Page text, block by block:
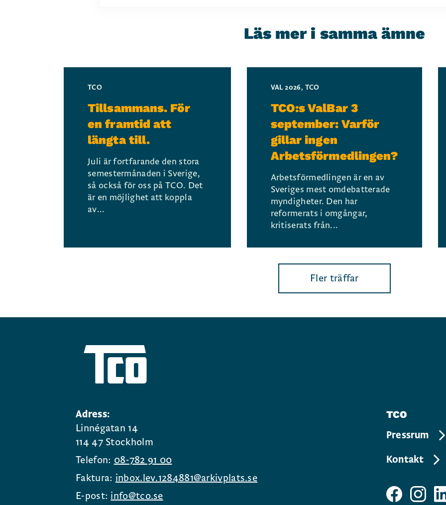
Läs mer i samma ämne
TCO
Tillsammans. För
en framtid att
längta till.
Juli är fortfarande den stora
semestermånaden i Sverige,
så också för oss på TCO. Det
är en möjlighet att koppla
av...
VAL 2026, TCO
TCO:s ValBar 3
september: Varför
gillar ingen
Arbetsförmedlingen?
Arbetsförmedlingen är en av
Sveriges mest omdebatterade
myndigheter. Den har
reformerats i omgångar,
kritiserats från...
Fler träffar
Adress:
Linnégatan 14
114 47 Stockholm
Telefon: 08-782 91 00
Faktura: inbox.lev.1284881@arkivplats.se
E-post: info@tco.se
TCO
Pressrum
Kontakt